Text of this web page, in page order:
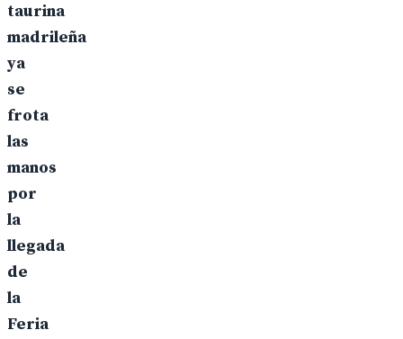
taurina
madrileña
ya
se
frota
las
manos
por
la
llegada
de
la
Feria